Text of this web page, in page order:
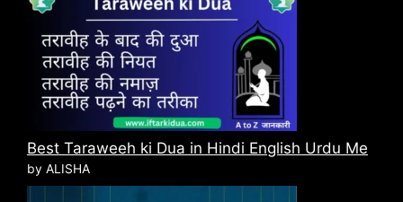
Best Taraweeh ki Dua in Hindi English Urdu Me
by ALISHA